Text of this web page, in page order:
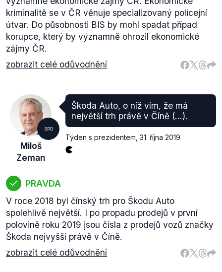
kriminalitě se v ČR věnuje specializovaný policejní
útvar. Do působnosti BIS by mohl spadat případ
korupce, který by významně ohrozil ekonomické
zájmy ČR.
zobrazit celé odůvodnění
SPO
Miloš
Zeman
Škoda Auto, o níž vím, že má
největší trh právě v Číně (...).
Týden s prezidentem 31. října 2019
PRAVDA
V roce 2018 byl čínský trh pro Škodu Auto
spolehlivě největší. I po propadu prodejů v první
polovině roku 2019 jsou čísla z prodejů vozů značky
Škoda nejvyšší právě v Číně.
zobrazit celé odůvodnění